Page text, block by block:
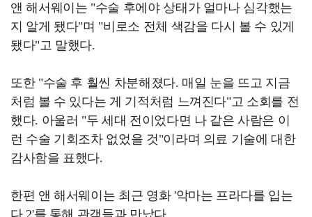
앤 해서웨이는 "수술 후에야 상태가 얼마나 심각했는
지 알게 됐다"며 "비로소 전체 색감을 다시 볼 수 있게
됐다"고 말했다.
또한 "수술 후 훨씬 차분해졌다. 매일 눈을 뜨고 지금
처럼 볼 수 있다는 게 기적처럼 느껴진다"고 소회를 전
했다. 아울러 "두 세대 전이었다면 나 같은 사람은 이
런 수술 기회조차 없었을 것"이라며 의료 기술에 대한
감사함을 표했다.
한편 앤 해서웨이는 최근 영화 '악마는 프라다를 입는